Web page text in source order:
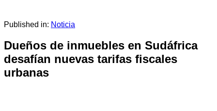
Published in: Noticia
Dueños de inmuebles en Sudáfrica
desafían nuevas tarifas fiscales
urbanas